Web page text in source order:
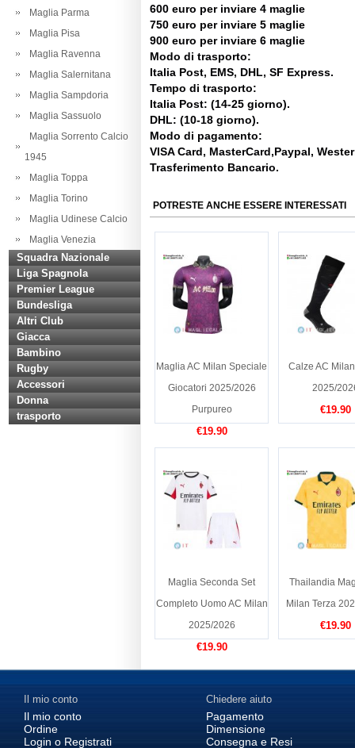
Maglia Parma
Maglia Pisa
Maglia Ravenna
Maglia Salernitana
Maglia Sampdoria
Maglia Sassuolo
Maglia Sorrento Calcio
1945
Maglia Toppa
Maglia Torino
Maglia Udinese Calcio
Maglia Venezia
Squadra Nazionale
Liga Spagnola
Premier League
Bundesliga
Altri Club
Giacca
Bambino
Rugby
Accessori
Donna
trasporto
600 euro per inviare 4 maglie
750 euro per inviare 5 maglie
900 euro per inviare 6 maglie
Modo di trasporto:
Italia Post, EMS, DHL, SF Express.
Tempo di trasporto:
Italia Post: (14-25 giorno).
DHL: (10-18 giorno).
Modo di pagamento:
VISA Card, MasterCard,Paypal,
Trasferimento Bancario.
POTRESTE ANCHE ESSERE INTERESSATI
Maglia AC Milan Speciale
Giocatori 2025/2026
Purpureo
€19.90
Calze AC
2025/
€19.90
Maglia Seconda Set
Completo Uomo AC Milan
2025/2026
€19.90
Thailandia
Milan Terza
€19.90
Il mio conto
Il mio conto
Ordine
Login o Registrati
Chiedere aiuto
Pagamento
Dimensione
Consegna e Resi